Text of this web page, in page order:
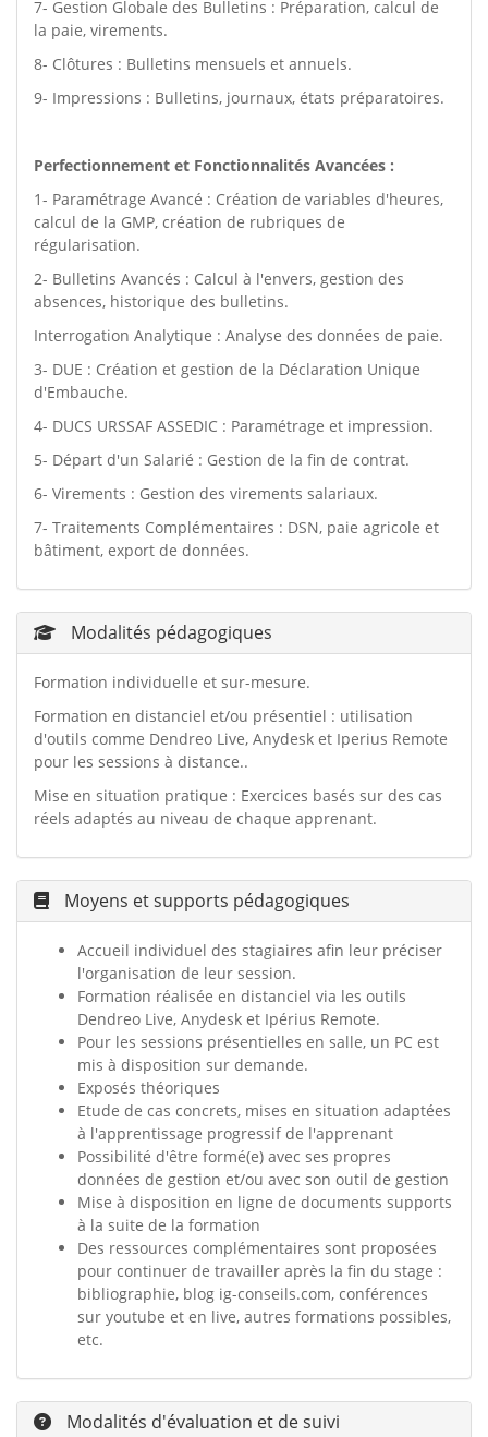
7- Gestion Globale des Bulletins : Préparation, calcul de
la paie, virements.
8- Clôtures : Bulletins mensuels et annuels.
9- Impressions : Bulletins, journaux, états préparatoires.
Perfectionnement et Fonctionnalités Avancées :
1- Paramétrage Avancé : Création de variables d'heures,
calcul de la GMP, création de rubriques de
régularisation.
2- Bulletins Avancés : Calcul à l'envers, gestion des
absences, historique des bulletins.
Interrogation Analytique : Analyse des données de paie.
3- DUE : Création et gestion de la Déclaration Unique
d'Embauche.
4- DUCS URSSAF ASSEDIC : Paramétrage et impression.
5- Départ d'un Salarié : Gestion de la fin de contrat.
6- Virements : Gestion des virements salariaux.
7- Traitements Complémentaires : DSN, paie agricole et
bâtiment, export de données.
Modalités pédagogiques
Formation individuelle et sur-mesure.
Formation en distanciel et/ou présentiel : utilisation
d'outils comme Dendreo Live, Anydesk et Iperius Remote
pour les sessions à distance..
Mise en situation pratique : Exercices basés sur des cas
réels adaptés au niveau de chaque apprenant.
Moyens et supports pédagogiques
Accueil individuel des stagiaires afin leur préciser
l'organisation de leur session.
Formation réalisée en distanciel via les outils
Dendreo Live, Anydesk et Ipérius Remote.
Pour les sessions présentielles en salle, un PC est
mis à disposition sur demande.
Exposés théoriques
Etude de cas concrets, mises en situation adaptées
à l'apprentissage progressif de l'apprenant
Possibilité d'être formé(e) avec ses propres
données de gestion et/ou avec son outil de gestion
Mise à disposition en ligne de documents supports
à la suite de la formation
Des ressources complémentaires sont proposées
pour continuer de travailler après la fin du stage :
bibliographie, blog ig-conseils.com, conférences
sur youtube et en live, autres formations possibles,
etc.
Modalités d'évaluation et de suivi